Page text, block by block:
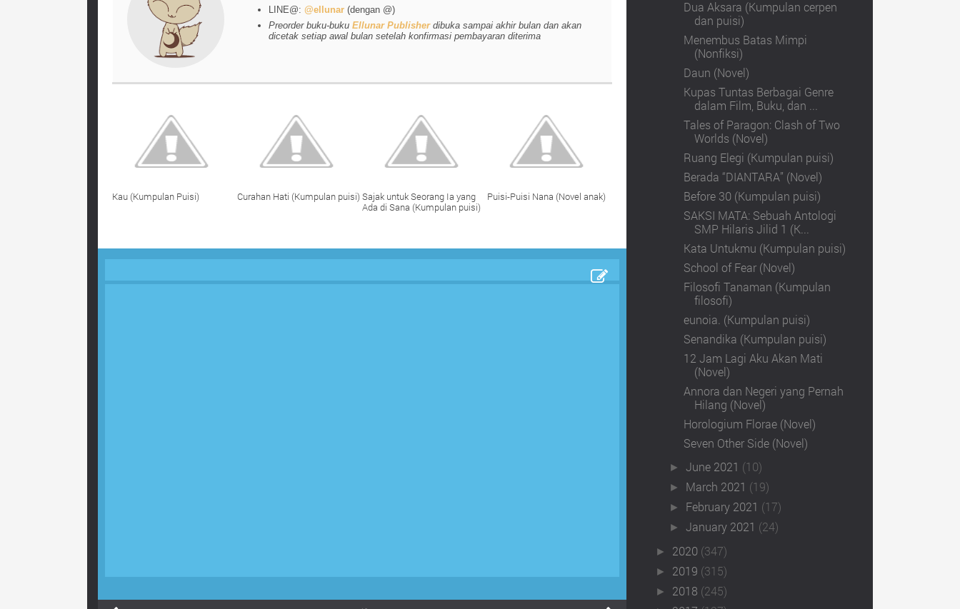
LINE@:@ellunar (dengan @)
Preorder buku-bukuEllunar Publisherdibuka sampai akhir bulan dan akan
dicetak setiap awal bulan setelah konfirmasi pembayaran diterima
Kau (Kumpulan Puisi) Curahan Hati (Kumpulan puisi)Sajak untuk Seorang Ia yang
Ada di Sana (Kumpulan puisi)
Puisi-Puisi Nana (Novel anak)
Dua Aksara (Kumpulan cerpen
dan puisi)
Menembus Batas Mimpi
(Nonfiksi)
Daun (Novel)
Kupas Tuntas Berbagai Genre
dalam Film, Buku, dan ...
Tales of Paragon: Clash of Two
Worlds (Novel)
Ruang Elegi (Kumpulan puisi)
Berada “DIANTARA” (Novel)
Before 30 (Kumpulan puisi)
SAKSI MATA: Sebuah Antologi
SMP Hilaris Jilid 1 (K...
Kata Untukmu (Kumpulan puisi)
School of Fear (Novel)
Filosofi Tanaman (Kumpulan
filosofi)
eunoia. (Kumpulan puisi)
Senandika (Kumpulan puisi)
12 Jam Lagi Aku Akan Mati
(Novel)
Annora dan Negeri yang Pernah
Hilang (Novel)
Horologium Florae (Novel)
Seven Other Side (Novel)
►June 2021 (10)
► March 2021 (19)
► February 2021 (17)
►January 2021 (24)
► 2020 (347)
► 2019 (315)
► 2018 (245)